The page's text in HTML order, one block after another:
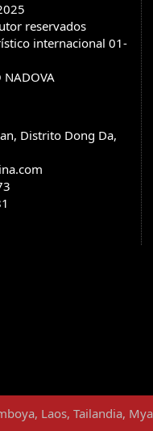
reservados
internacional 01-
Distrito Dong Da,
, Laos, Tailandia,